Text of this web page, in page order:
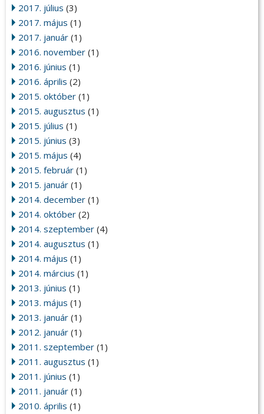
2017. július (3)
2017. május (1)
2017. január (1)
2016. november (1)
2016. június (1)
2016. április (2)
2015. október (1)
2015. augusztus (1)
2015. július (1)
2015. június (3)
2015. május (4)
2015. február (1)
2015. január (1)
2014. december (1)
2014. október (2)
2014. szeptember (4)
2014. augusztus (1)
2014. május (1)
2014. március (1)
2013. június (1)
2013. május (1)
2013. január (1)
2012. január (1)
2011. szeptember (1)
2011. augusztus (1)
2011. június (1)
2011. január (1)
2010. április (1)